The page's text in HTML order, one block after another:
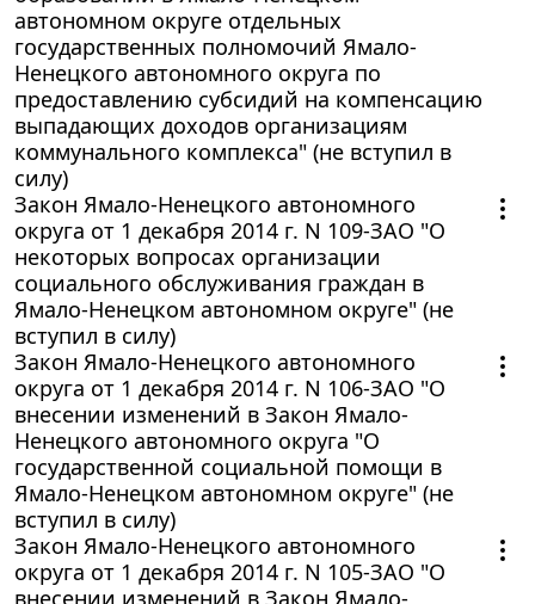
автономном округе отдельных
государственных полномочий Ямало-
Ненецкого автономного округа по
предоставлению субсидий на компенсацию
выпадающих доходов организациям
коммунального комплекса" (не вступил в
силу)
Закон Ямало-Ненецкого автономного
округа от 1 декабря 2014 г. N 109-ЗАО "О
некоторых вопросах организации
социального обслуживания граждан в
Ямало-Ненецком автономном округе" (не
вступил в силу)
Закон Ямало-Ненецкого автономного
округа от 1 декабря 2014 г. N 106-ЗАО "О
внесении изменений в Закон Ямало-
Ненецкого автономного округа "О
государственной социальной помощи в
Ямало-Ненецком автономном округе" (не
вступил в силу)
Закон Ямало-Ненецкого автономного
округа от 1 декабря 2014 г. N 105-ЗАО "О
внесении изменений в Закон Ямало-